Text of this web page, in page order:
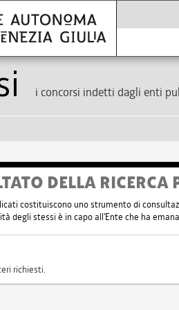
i concorsi indetti dagli enti
DELLA RICERCA
costituiscono uno strumento di
degli stessi è in capo all'Ente che ha
richiesti.